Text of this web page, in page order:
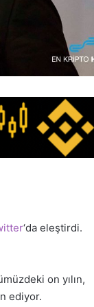
‘da eleştirdi.
on yılın,
ediyor.